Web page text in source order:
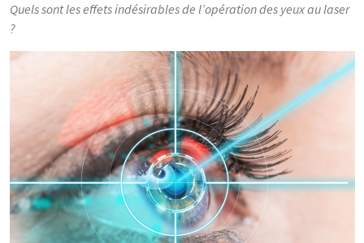
Quels sont les effets indésirables de l’opération des yeux au laser
?